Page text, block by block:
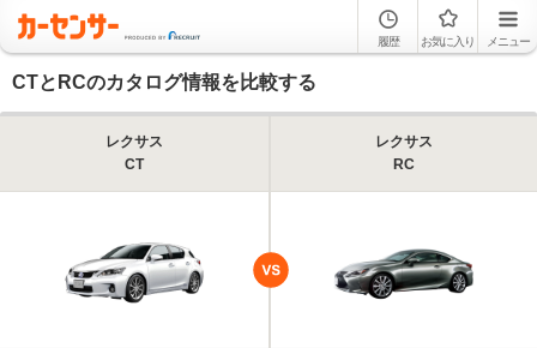
履歴 お気に入り メニュー
CTとRCのカタログ情報を比較する
レクサス
CT
レクサス
RC